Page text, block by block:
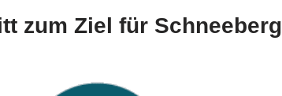
zum Ziel für Schneeberg